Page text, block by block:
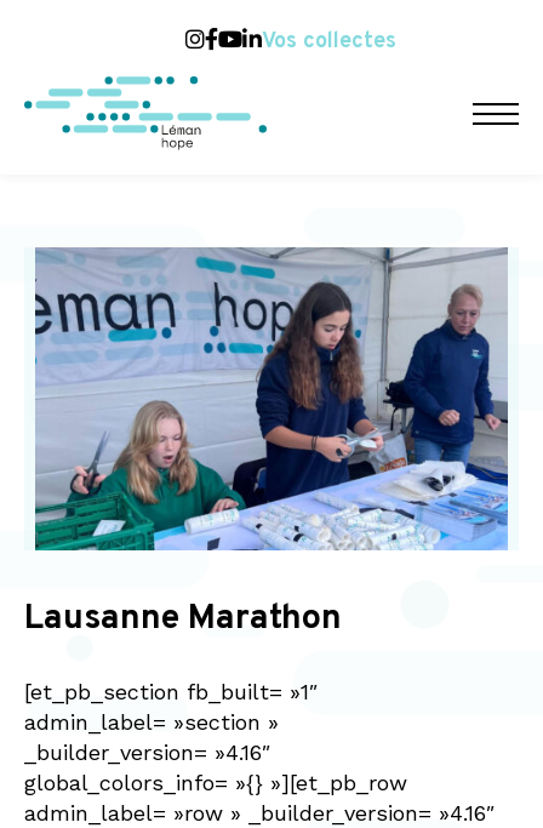
Vos collectes
Lausanne Marathon
[et_pb_section fb_built= »1″
admin_label= »section »
_builder_version= »4.16″
global_colors_info= »{} »][et_pb_row
admin_label= »row » _builder_version= »4.16″